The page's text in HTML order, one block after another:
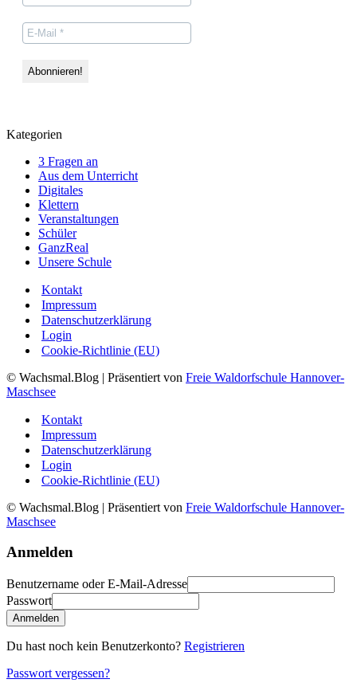
Kategorien
3 Fragen an
Aus dem Unterricht
Digitales
Klettern
Veranstaltungen
Schüler
GanzReal
Unsere Schule
Kontakt
Impressum
Datenschutzerklärung
Login
Cookie-Richtlinie (EU)
© Wachsmal.Blog | Präsentiert von Freie Waldorfschule Hannover-
Maschsee
Kontakt
Impressum
Datenschutzerklärung
Login
Cookie-Richtlinie (EU)
© Wachsmal.Blog | Präsentiert von Freie Waldorfschule Hannover-
Maschsee
Anmelden
Benutzername oder E-Mail-Adresse
Passwort
Anmelden
Du hast noch kein Benutzerkonto? Registrieren
Passwort vergessen?